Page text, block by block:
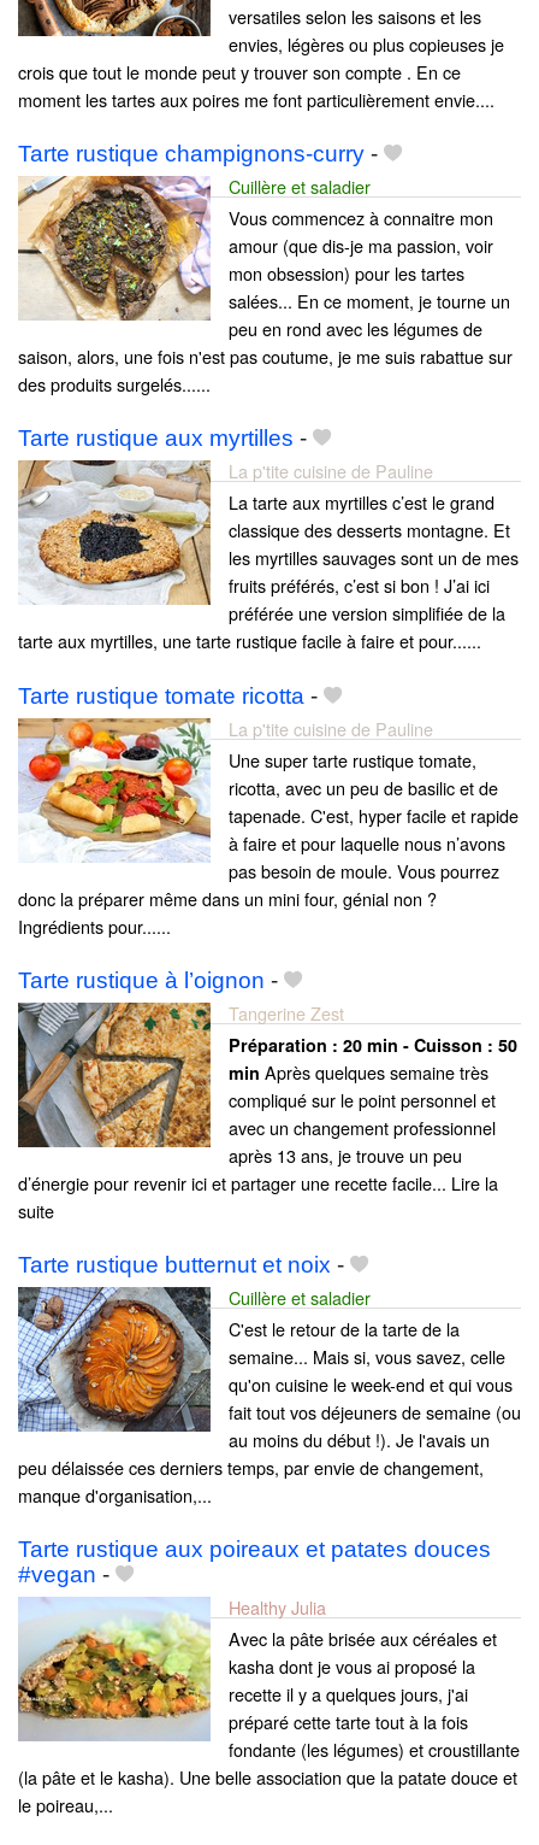
versatiles selon les saisons et les
envies, légères ou plus copieuses je
crois que tout le monde peut y trouver son compte . En ce
moment les tartes aux poires me font particulièrement envie....
Tarte rustique champignons-curry -
Cuillère et saladier
Vous commencez à connaitre mon
amour (que dis-je ma passion, voir
mon obsession) pour les tartes
salées... En ce moment, je tourne un
peu en rond avec les légumes de
saison, alors, une fois n'est pas coutume, je me suis rabattue sur
des produits surgelés......
Tarte rustique aux myrtilles -
La p'tite cuisine de Pauline
La tarte aux myrtilles c’est le grand
classique des desserts montagne. Et
les myrtilles sauvages sont un de mes
fruits préférés, c’est si bon ! J’ai ici
préférée une version simplifiée de la
tarte aux myrtilles, une tarte rustique facile à faire et pour......
Tarte rustique tomate ricotta -
La p'tite cuisine de Pauline
Une super tarte rustique tomate,
ricotta, avec un peu de basilic et de
tapenade. C'est, hyper facile et rapide
à faire et pour laquelle nous n’avons
pas besoin de moule. Vous pourrez
donc la préparer même dans un mini four, génial non ?
Ingrédients pour......
Tarte rustique à l’oignon -
Tangerine Zest
Préparation : 20 min - Cuisson : 50
min Après quelques semaine très
compliqué sur le point personnel et
avec un changement professionnel
après 13 ans, je trouve un peu
d’énergie pour revenir ici et partager une recette facile... Lire la
suite
Tarte rustique butternut et noix -
Cuillère et saladier
C'est le retour de la tarte de la
semaine... Mais si, vous savez, celle
qu'on cuisine le week-end et qui vous
fait tout vos déjeuners de semaine (ou
au moins du début !). Je l'avais un
peu délaissée ces derniers temps, par envie de changement,
manque d'organisation,...
Tarte rustique aux poireaux et patates douces
#vegan -
Healthy Julia
Avec la pâte brisée aux céréales et
kasha dont je vous ai proposé la
recette il y a quelques jours, j'ai
préparé cette tarte tout à la fois
fondante (les légumes) et croustillante
(la pâte et le kasha). Une belle association que la patate douce et
le poireau,...